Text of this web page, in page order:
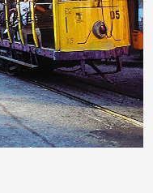
oder Tabulator-